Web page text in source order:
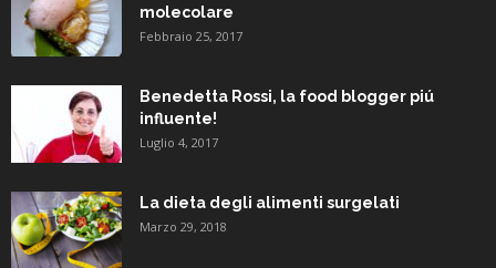
molecolare
Febbraio 25, 2017
Benedetta Rossi, la food blogger piú
influente!
Luglio 4, 2017
La dieta degli alimenti surgelati
Marzo 29, 2018